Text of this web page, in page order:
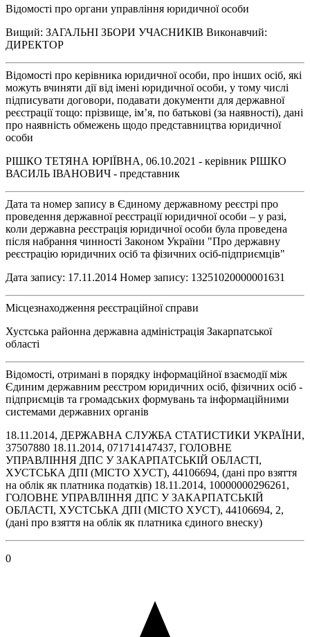
Відомості про органи управління юридичної особи
Вищий: ЗАГАЛЬНІ ЗБОРИ УЧАСНИКІВ Виконавчий:
ДИРЕКТОР
Відомості про керівника юридичної особи, про інших осіб, які
можуть вчиняти дії від імені юридичної особи, у тому числі
підписувати договори, подавати документи для державної
реєстрації тощо: прізвище, ім’я, по батькові (за наявності), дані
про наявність обмежень щодо представництва юридичної
особи
РІШКО ТЕТЯНА ЮРІЇВНА, 06.10.2021 - керівник РІШКО
ВАСИЛЬ ІВАНОВИЧ - представник
Дата та номер запису в Єдиному державному реєстрі про
проведення державної реєстрації юридичної особи – у разі,
коли державна реєстрація юридичної особи була проведена
після набрання чинності Законом України "Про державну
реєстрацію юридичних осіб та фізичних осіб-підприємців"
Дата запису: 17.11.2014 Номер запису: 13251020000001631
Місцезнаходження реєстраційної справи
Хустська районна державна адміністрація Закарпатської
області
Відомості, отримані в порядку інформаційної взаємодії між
Єдиним державним реєстром юридичних осіб, фізичних осіб -
підприємців та громадських формувань та інформаційними
системами державних органів
18.11.2014, ДЕРЖАВНА СЛУЖБА СТАТИСТИКИ УКРАЇНИ,
37507880 18.11.2014, 071714147437, ГОЛОВНЕ
УПРАВЛІННЯ ДПС У ЗАКАРПАТСЬКІЙ ОБЛАСТІ,
ХУСТСЬКА ДПІ (МІСТО ХУСТ), 44106694, (дані про взяття
на облік як платника податків) 18.11.2014, 10000000296261,
ГОЛОВНЕ УПРАВЛІННЯ ДПС У ЗАКАРПАТСЬКІЙ
ОБЛАСТІ, ХУСТСЬКА ДПІ (МІСТО ХУСТ), 44106694, 2,
(дані про взяття на облік як платника єдиного внеску)
0